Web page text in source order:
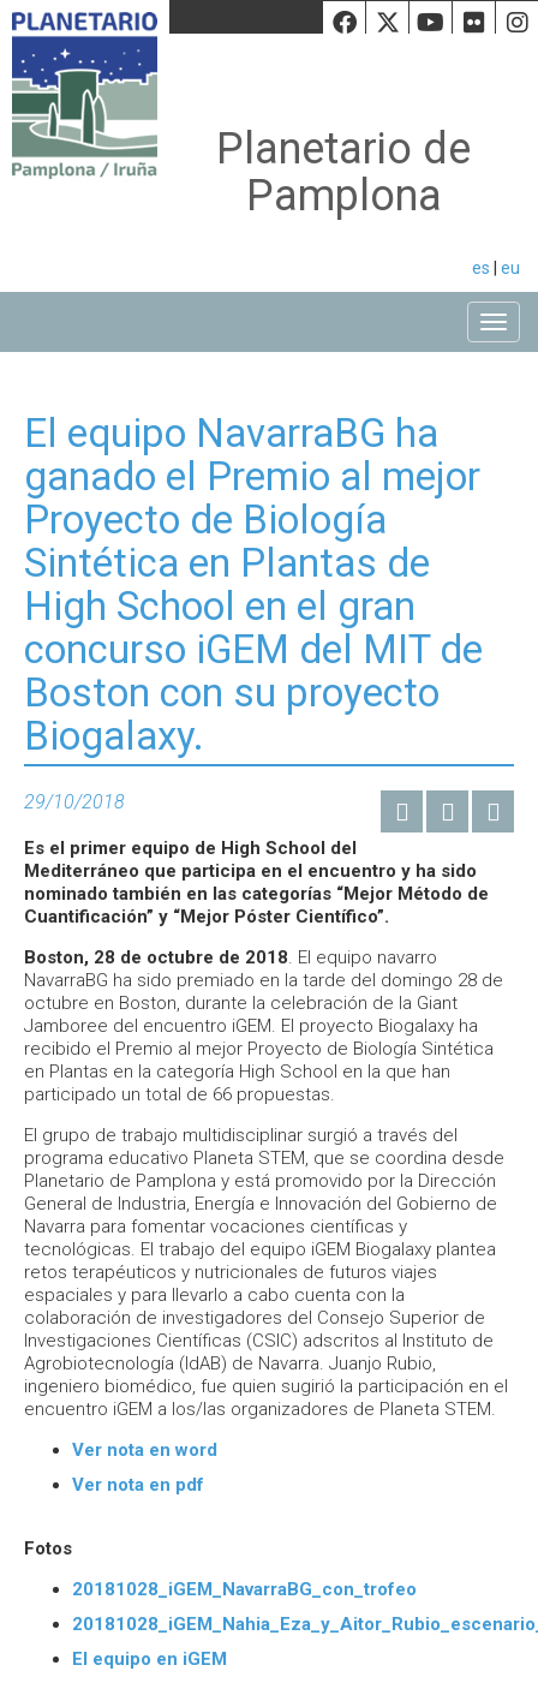
Facebook
Twiiter
Planetario de
Pamplona
es eu
El equipo NavarraBG ha
ganado el Premio al mejor
Proyecto de Biología
Sintética en Plantas de
High School en el gran
concurso iGEM del MIT de
Boston con su proyecto
Biogalaxy.
29/10/2018
Es el primer equipo de High School del
Mediterráneo que participa en el encuentro y ha sido
nominado también en las categorías “Mejor Método de
Cuantificación” y “Mejor Póster Científico”.
Boston, 28 de octubre de 2018. El equipo navarro
NavarraBG ha sido premiado en la tarde del domingo 28 de
octubre en Boston, durante la celebración de la Giant
Jamboree del encuentro iGEM. El proyecto Biogalaxy ha
recibido el Premio al mejor Proyecto de Biología Sintética
en Plantas en la categoría High School en la que han
participado un total de 66 propuestas.
El grupo de trabajo multidisciplinar surgió a través del
programa educativo Planeta STEM, que se coordina desde
Planetario de Pamplona y está promovido por la Dirección
General de Industria, Energía e Innovación del Gobierno de
Navarra para fomentar vocaciones científicas y
tecnológicas. El trabajo del equipo iGEM Biogalaxy plantea
retos terapéuticos y nutricionales de futuros viajes
espaciales y para llevarlo a cabo cuenta con la
colaboración de investigadores del Consejo Superior de
Investigaciones Científicas (CSIC) adscritos al Instituto de
Agrobiotecnología (IdAB) de Navarra. Juanjo Rubio,
ingeniero biomédico, fue quien sugirió la participación en el
encuentro iGEM a los/las organizadores de Planeta STEM.
Ver nota en word
Ver nota en pdf
Fotos
20181028_iGEM_NavarraBG_con_trofeo
El equipo en iGEM